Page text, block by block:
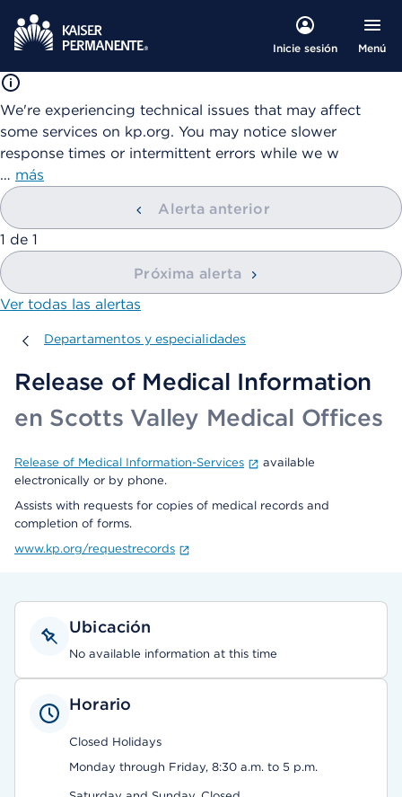
Inicie sesión Menú
We're experiencing technical issues that may affect
some services on kp.org. You may notice slower
response times or intermittent errors while we w
… más
Alerta anterior
mostrando
1 de 1
Próxima alerta
Ver todas las alertas
Departamentos y especialidades
Departamentos y especialidades
Release of Medical Information
en Scotts Valley Medical Offices
Release of Medical Information-Services
available
electronically or by phone.
Assists with requests for copies of medical records and
completion of forms.
www.kp.org/requestrecords
Ubicación
No available information at this time
Horario
Closed Holidays
Monday through Friday, 8:30 a.m. to 5 p.m.